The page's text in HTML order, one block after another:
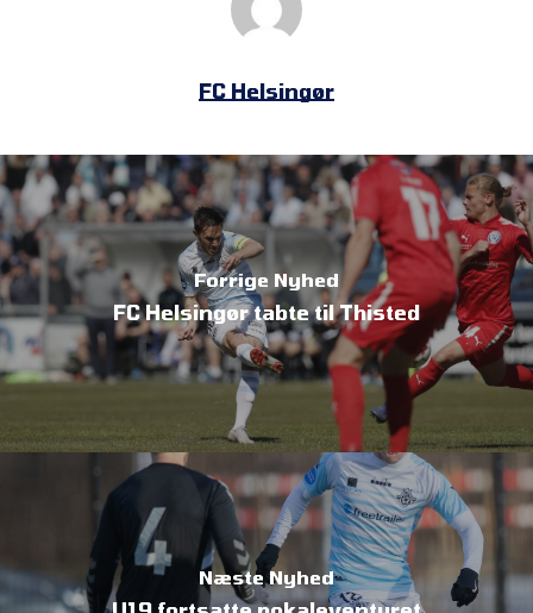
FC Helsingør
Forrige Nyhed
FC Helsingør tabte til Thisted
Næste Nyhed